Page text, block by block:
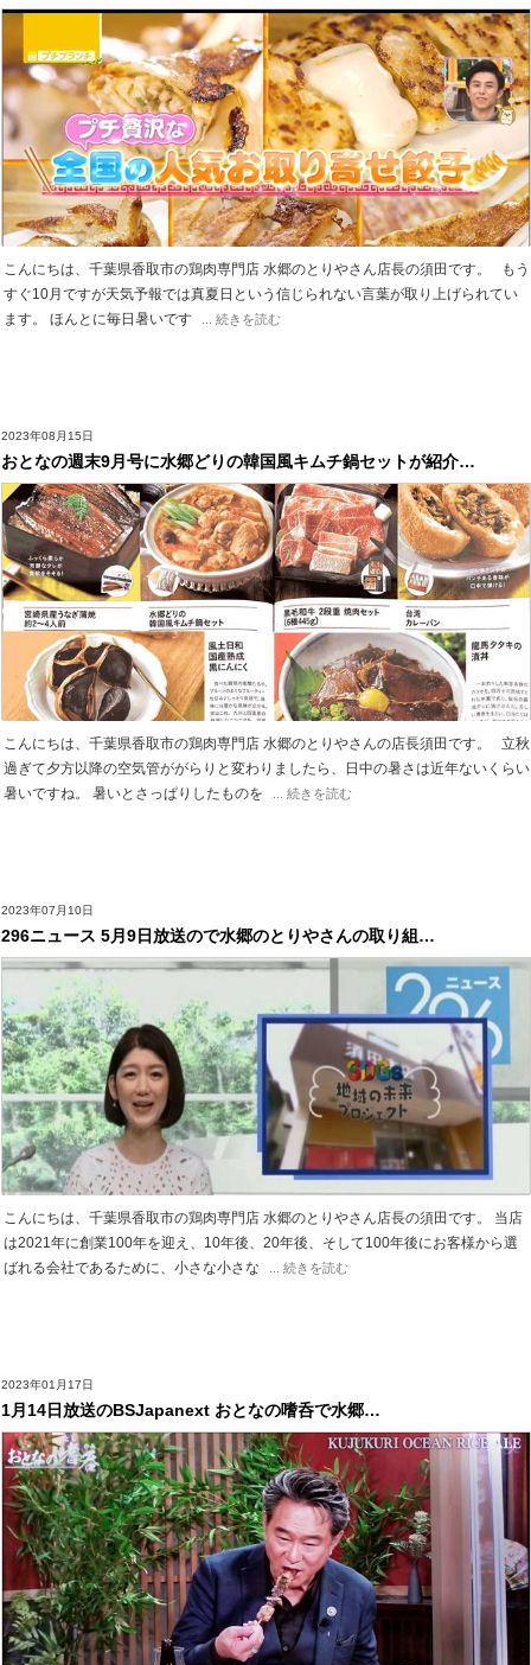
こんにちは、千葉県香取市の鶏肉専門店 水郷のとりやさん店長の須田です。 もう
すぐ10月ですが天気予報では真夏日という信じられない言葉が取り上げられてい
ます。 ほんとに毎日暑いです
... 続きを読む
2023年08月15日
おとなの週末9月号に水郷どりの韓国風キムチ鍋セットが紹介…
こんにちは、千葉県香取市の鶏肉専門店 水郷のとりやさんの店長須田です。 立秋
過ぎて夕方以降の空気管ががらりと変わりましたら、日中の暑さは近年ないくらい
暑いですね。 暑いとさっぱりしたものを
... 続きを読む
2023年07月10日
296ニュース 5月9日放送ので水郷のとりやさんの取り組…
こんにちは、千葉県香取市の鶏肉専門店 水郷のとりやさん店長の須田です。 当店
は2021年に創業100年を迎え、10年後、20年後、そして100年後にお客様から選
ばれる会社であるために、小さな小さな
... 続きを読む
2023年01月17日
1月14日放送のBSJapanext おとなの嗜呑で水郷…